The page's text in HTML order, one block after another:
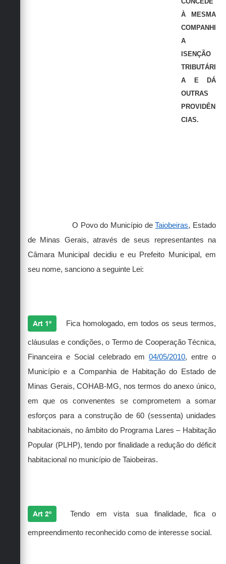
À MESMA
COMPANHI
A
ISENÇÃO
TRIBUTÁRI
A E DÁ
OUTRAS
PROVIDÊN
CIAS.
O Povo do Município deTaiobeiras, Estado
de Minas Gerais, através de seus representantes na
Câmara Municipal decidiu e eu Prefeito Municipal, em
seu nome, sanciono a seguinte Lei:
Art 1º Fica homologado, em todos os seus termos,
cláusulas e condições, o Termo de Cooperação Técnica,
Financeira e Social celebrado em04/05/2010, entre o
Município e a Companhia de Habitação do Estado de
Minas Gerais, COHAB-MG, nos termos do anexo único,
em que os convenentes se comprometem a somar
esforços para a construção de 60 (sessenta) unidades
habitacionais, no âmbito do Programa Lares – Habitação
Popular (PLHP), tendo por finalidade a redução do déficit
habitacional no município de Taiobeiras.
Art 2º Tendo em vista sua finalidade, fica o
empreendimento reconhecido como de interesse social.